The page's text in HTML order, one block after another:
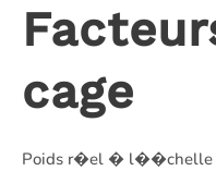
cage
Poids r�el � l��chelle